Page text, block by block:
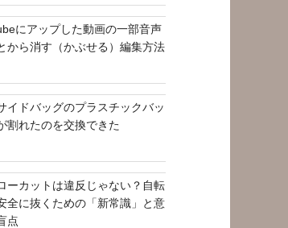
にアップした動画の一部音声
から消す（かぶせる）編集方法
イドバッグのプラスチックバッ
割れたのを交換できた
ーカットは違反じゃない？自転
全に抜くための「新常識」と意
点